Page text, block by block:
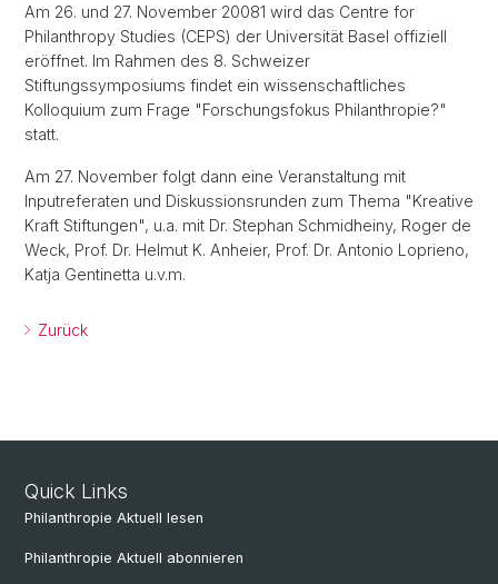
Am 26. und 27. November 20081 wird das Centre for
Philanthropy Studies (CEPS) der Universität Basel offiziell
eröffnet. Im Rahmen des 8. Schweizer
Stiftungssymposiums findet ein wissenschaftliches
Kolloquium zum Frage "Forschungsfokus Philanthropie?"
statt.
Am 27. November folgt dann eine Veranstaltung mit
Inputreferaten und Diskussionsrunden zum Thema "Kreative
Kraft Stiftungen", u.a. mit Dr. Stephan Schmidheiny, Roger de
Weck, Prof. Dr. Helmut K. Anheier, Prof. Dr. Antonio Loprieno,
Katja Gentinetta u.v.m.
Zurück
Quick Links
Philanthropie Aktuell lesen
Philanthropie Aktuell abonnieren